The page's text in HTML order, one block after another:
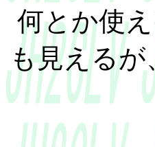
何とか使え
も見える